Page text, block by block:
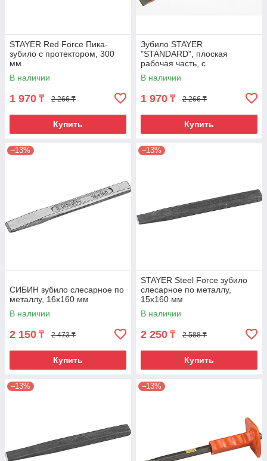
STAYER Red Force Пика-
зубило с протектором, 300
мм
В наличии
1 970 ₸ 2 266 ₸
Купить
Зубило STAYER
"STANDARD", плоская
рабочая часть, с
протектором, 300мм
В наличии
1 970 ₸ 2 266 ₸
Купить
–13%
СИБИН зубило слесарное по
металлу, 16х160 мм
В наличии
2 150 ₸ 2 473 ₸
Купить
–13%
STAYER Steel Force зубило
слесарное по металлу,
15х160 мм
В наличии
2 250 ₸ 2 588 ₸
Купить
–13% –13%